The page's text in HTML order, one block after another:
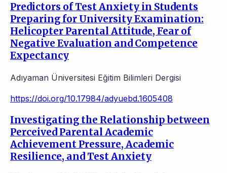
Predictors of Test Anxiety in Students
Preparing for University Examination:
Helicopter Parental Attitude, Fear of
Negative Evaluation and Competence
Expectancy
Adıyaman Üniversitesi Eğitim Bilimleri Dergisi
https://doi.org/10.17984/adyuebd.1605408
Investigating the Relationship between
Perceived Parental Academic
Achievement Pressure, Academic
Resilience, and Test Anxiety